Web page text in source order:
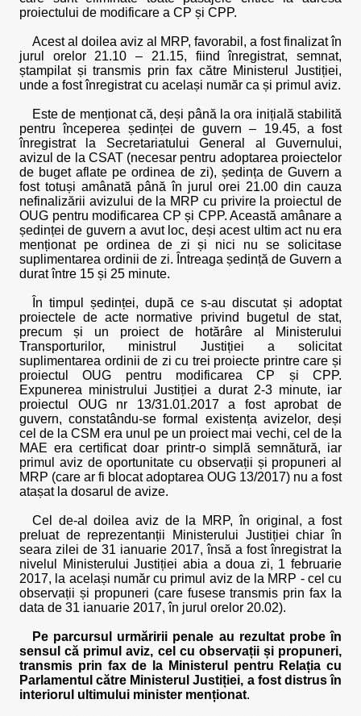
proiectului de modificare a CP și CPP.
Acest al doilea aviz al MRP, favorabil, a fost finalizat în
jurul orelor 21.10 – 21.15, fiind înregistrat, semnat,
ștampilat și transmis prin fax către Ministerul Justiției,
unde a fost înregistrat cu același număr ca și primul aviz.
Este de menționat că, deși până la ora inițială stabilită
pentru începerea ședinței de guvern – 19.45, a fost
înregistrat la Secretariatului General al Guvernului,
avizul de la CSAT (necesar pentru adoptarea proiectelor
de buget aflate pe ordinea de zi), ședința de Guvern a
fost totuși amânată până în jurul orei 21.00 din cauza
nefinalizării avizului de la MRP cu privire la proiectul de
OUG pentru modificarea CP și CPP. Această amânare a
ședinței de guvern a avut loc, deși acest ultim act nu era
menționat pe ordinea de zi și nici nu se solicitase
suplimentarea ordinii de zi. Întreaga ședință de Guvern a
durat între 15 și 25 minute.
În timpul ședinței, după ce s-au discutat și adoptat
proiectele de acte normative privind bugetul de stat,
precum și un proiect de hotărâre al Ministerului
Transporturilor, ministrul Justiției a solicitat
suplimentarea ordinii de zi cu trei proiecte printre care și
proiectul OUG pentru modificarea CP și CPP.
Expunerea ministrului Justiției a durat 2-3 minute, iar
proiectul OUG nr 13/31.01.2017 a fost aprobat de
guvern, constatându-se formal existența avizelor, deși
cel de la CSM era unul pe un proiect mai vechi, cel de la
MAE era certificat doar printr-o simplă semnătură, iar
primul aviz de oportunitate cu observații și propuneri al
MRP (care ar fi blocat adoptarea OUG 13/2017) nu a fost
atașat la dosarul de avize.
Cel de-al doilea aviz de la MRP, în original, a fost
preluat de reprezentanții Ministerului Justiției chiar în
seara zilei de 31 ianuarie 2017, însă a fost înregistrat la
nivelul Ministerului Justiției abia a doua zi, 1 februarie
2017, la același număr cu primul aviz de la MRP - cel cu
observații și propuneri (care fusese transmis prin fax la
data de 31 ianuarie 2017, în jurul orelor 20.02).
Pe parcursul urmăririi penale au rezultat probe în
sensul că primul aviz, cel cu observații și propuneri,
transmis prin fax de la Ministerul pentru Relația cu
Parlamentul către Ministerul Justiției, a fost distrus în
interiorul ultimului minister menționat.